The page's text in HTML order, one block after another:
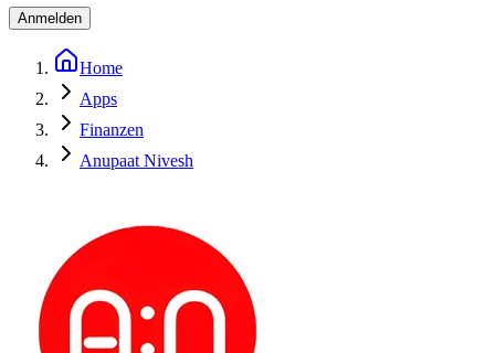
Anmelden
Home
Apps
Finanzen
Anupaat Nivesh